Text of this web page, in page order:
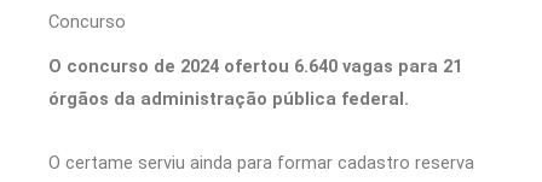
Concurso
O concurso de 2024 ofertou 6.640 vagas para 21
órgãos da administração pública federal.
O certame serviu ainda para formar cadastro reserva